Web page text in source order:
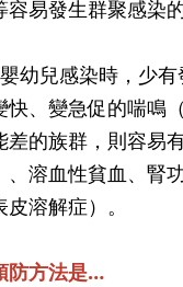
易發生群聚感染
幼兒感染時，少
、變急促的喘鳴
的族群，則容易
溶血性貧血、腎
溶解症）。
防方法是…